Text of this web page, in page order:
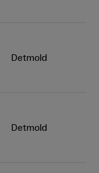
Detmold
Detmold